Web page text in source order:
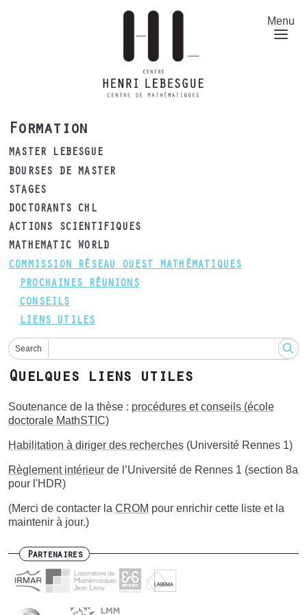
Menu
Formation
MASTER LEBESGUE
BOURSES DE MASTER
STAGES
DOCTORANTS CHL
ACTIONS SCIENTIFIQUES
MATHEMATIC WORLD
COMMISSION RÉSEAU OUEST MATHÉMATIQUES
PROCHAINES RÉUNIONS
CONSEILS
LIENS UTILES
Search
Quelques liens utiles
Soutenance de la thèse : procédures et conseils (école
doctorale MathSTIC)
Habilitation à diriger des recherches (Université Rennes 1)
Règlement intérieur de l’Université de Rennes 1 (section 8a
pour l'HDR)
(Merci de contacter la CROM pour enrichir cette liste et la
maintenir à jour.)
Partenaires